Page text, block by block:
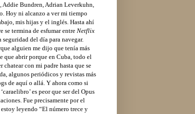
Bundren, Adrian Leverkuhn,
Hoy ni alcanzo a ver mi tiempo
mis hijas y el inglés. Hasta ahí
se termina de esfumar entre Netflix
del día para navegar.
alguien me dijo que tenía más
que abrir porque en Cuba, todo el
con mi padre hasta que se
algunos periódicos y revistas más
de aquí o allá. Y ahora como si
es peor que ser del Opus
Fue precisamente por el
leyendo “El número trece y